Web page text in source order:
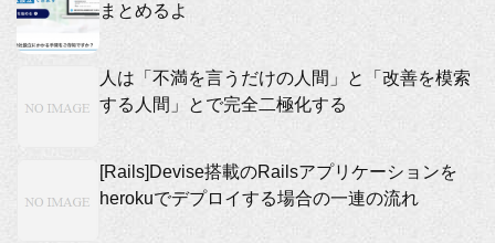
まとめるよ
人は「不満を言うだけの人間」と「改善を模索
する人間」とで完全二極化する
[Rails]Devise搭載のRailsアプリケーションを
herokuでデプロイする場合の一連の流れ